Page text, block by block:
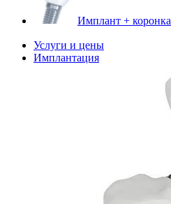
Имплант + коронка
Услуги и цены
Имплантация